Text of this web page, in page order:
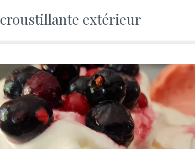
croustillante extérieur